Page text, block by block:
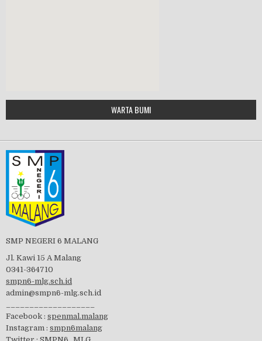
Tes Matrikulasi 2019
visitasi PPK 2019
Google Maps Generator by
embedgooglemap.net
WARTA BUMI
SMP NEGERI 6 MALANG
Jl. Kawi 15 A Malang
0341-364710
smpn6-mlg.sch.id
admin@smpn6-mlg.sch.id
Facebook : spenmal.malang
Instagram : smpn6malang